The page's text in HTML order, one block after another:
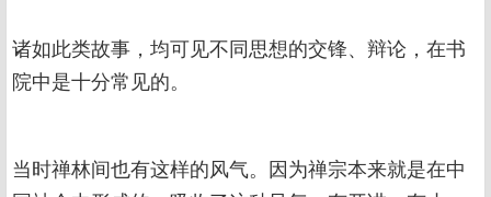
诸如此类故事，均可见不同思想的交锋、辩论，在书
院中是十分常见的。
当时禅林间也有这样的风气。因为禅宗本来就是在中